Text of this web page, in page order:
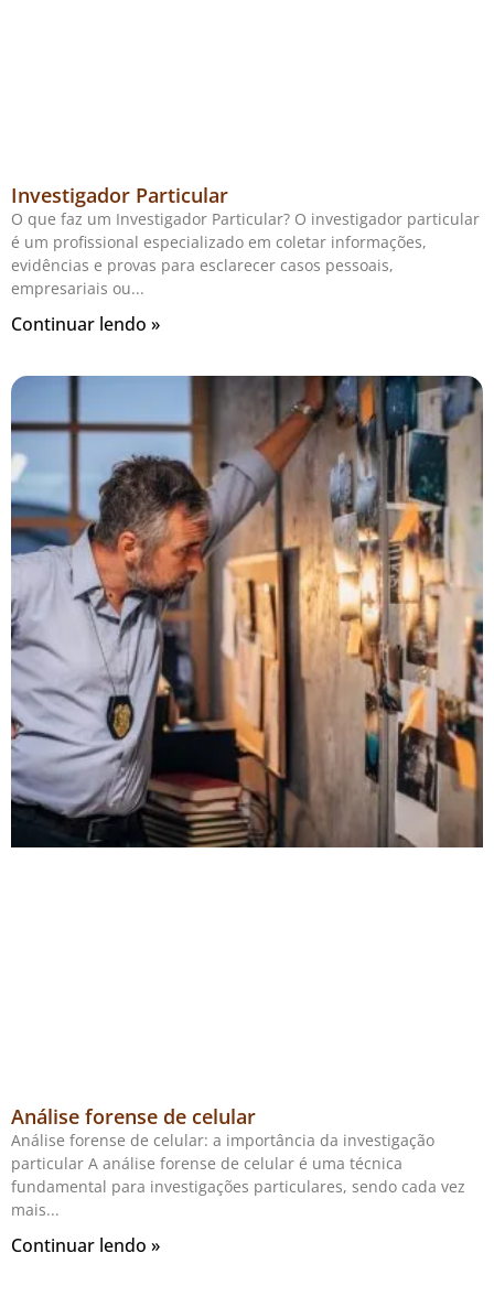
Investigador Particular
O que faz um Investigador Particular? O investigador particular
é um profissional especializado em coletar informações,
evidências e provas para esclarecer casos pessoais,
empresariais ou
Continuar lendo »
Análise forense de celular
Análise forense de celular: a importância da investigação
particular A análise forense de celular é uma técnica
fundamental para investigações particulares, sendo cada vez
mais
Continuar lendo »